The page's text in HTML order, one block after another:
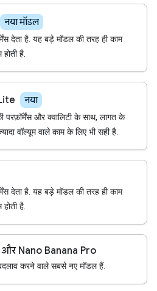
नया मॉडल
देता है. यह बड़े मॉडल की तरह ही काम
है.
नया
और क्वालिटी के साथ, लागत के
वॉल्यूम वाले काम के लिए भी सही है.
देता है. यह बड़े मॉडल की तरह ही काम
है.
और Nano Banana Pro
करने वाले सबसे नए मॉडल हैं.